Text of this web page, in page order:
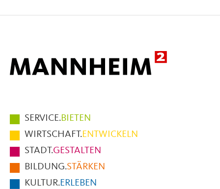
Hauptmenüpunkte
im
Fußbereich
der
Seite
SERVICE.BIETEN
WIRTSCHAFT.ENTWICKELN
STADT.GESTALTEN
BILDUNG.STÄRKEN
KULTUR.ERLEBEN